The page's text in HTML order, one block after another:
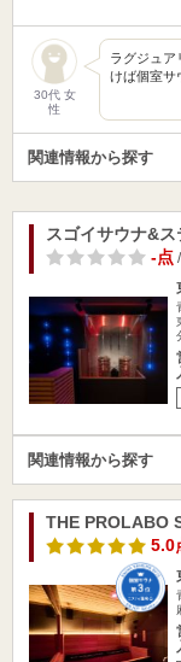
30代 女
性
ラグジュア
けば個室サ
関連情報から探す
スゴイサウナ&
-点/
関連情報から探す
THE PROLABO
5.0